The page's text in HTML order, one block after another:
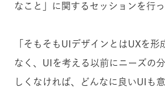
なこと」に関するセッションを行
「そもそもUIデザインとはUXを形
なく、UIを考える以前にニーズの
しくなければ、どんなに良いUIも